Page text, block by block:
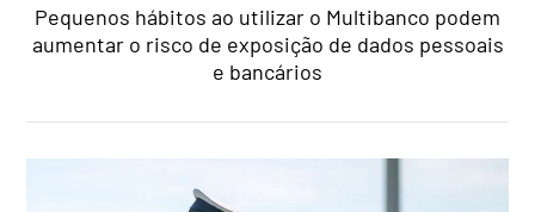
Pequenos hábitos ao utilizar o Multibanco podem
aumentar o risco de exposição de dados pessoais
e bancários